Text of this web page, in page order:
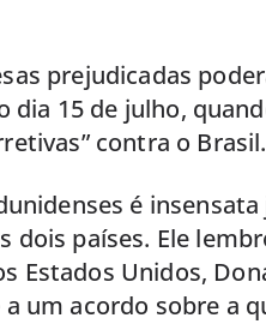
prejudicadas
dia 15 de julho,
contra o Brasil.
é
dois países. Ele
Estados Unidos,
um acordo sobre a